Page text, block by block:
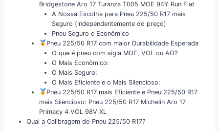
Bridgestone Aro 17 Turanza T005 MOE 94Y Run Flat
A Nossa Escolha para Pneu 225/50 R17 mais
Seguro (independentemente do preço)
Pneu Seguro e Econômico
Pneu 225/50 R17 com maior Durabilidade Esperada
O que é pneu com sigla MOE, VOL ou AO?
O Mais Econômico:
O Mais Seguro:
O Mais Eficiente e o Mais Silencioso:
Pneu 225/50 R17 mais Eficiente e Pneu 225/50 R17
mais Silencioso: Pneu 225/50 R17 Michelin Aro 17
Primacy 4 VOL 98V XL
Qual a Calibragem do Pneu 225/50 R17?